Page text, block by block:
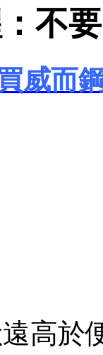
不
威而
高於